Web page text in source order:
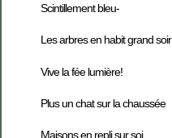
Scintillement bleu-
Les arbres en habit grand soir
Vive la fée lumière!
Plus un chat sur la chaussée
Maisons en repli sur soi